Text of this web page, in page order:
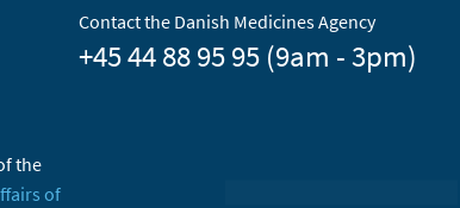
the
of
Contact the Danish Medicines Agency
+45 44 88 95 95 (9am - 3pm)